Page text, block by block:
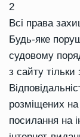
2
Всі права
Будь-яке
судовому
з сайту
розміщених на
посилання на